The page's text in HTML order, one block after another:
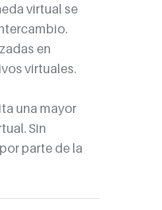
virtual se
en
virtuales.
una mayor
Sin
parte de la